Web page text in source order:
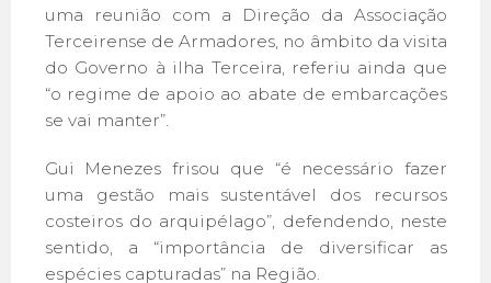
uma reunião com a Direção da Associação
Terceirense de Armadores, no âmbito da visita
do Governo à ilha Terceira, referiu ainda que
“o regime de apoio ao abate de embarcações
se vai manter”.
Gui Menezes frisou que “é necessário fazer
uma gestão mais sustentável dos recursos
costeiros do arquipélago”, defendendo, neste
sentido, a “importância de diversificar as
espécies capturadas” na Região.